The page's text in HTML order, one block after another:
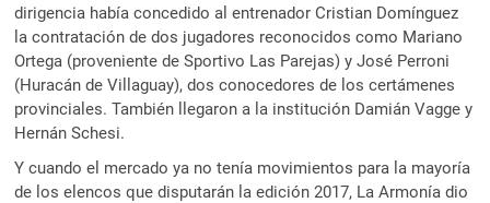
dirigencia había concedido al entrenador Cristian Domínguez
la contratación de dos jugadores reconocidos como Mariano
Ortega (proveniente de Sportivo Las Parejas) y José Perroni
(Huracán de Villaguay), dos conocedores de los certámenes
provinciales. También llegaron a la institución Damián Vagge y
Hernán Schesi.
Y cuando el mercado ya no tenía movimientos para la mayoría
de los elencos que disputarán la edición 2017, La Armonía dio